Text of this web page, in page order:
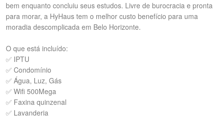
bem enquanto concluiu seus estudos. Livre de burocracia e pronta
para morar, a HyHaus tem o melhor custo benefício para uma
moradia descomplicada em Belo Horizonte.
O que está incluído:
✅ IPTU
✅ Condomínio
✅ Água, Luz, Gás
✅ Wifi 500Mega
✅ Faxina quinzenal
✅ Lavanderia